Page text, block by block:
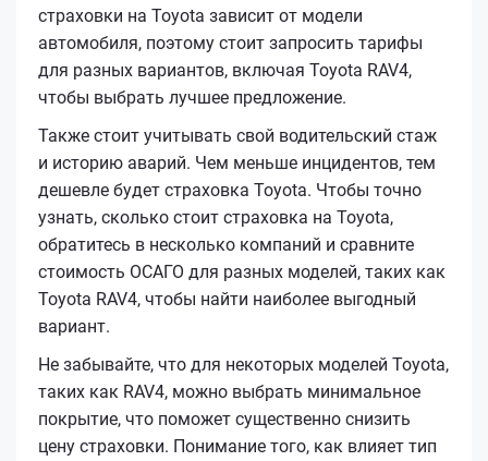
страховки на Toyota зависит от модели
автомобиля, поэтому стоит запросить тарифы
для разных вариантов, включая Toyota RAV4,
чтобы выбрать лучшее предложение.
Также стоит учитывать свой водительский стаж
и историю аварий. Чем меньше инцидентов, тем
дешевле будет страховка Toyota. Чтобы точно
узнать, сколько стоит страховка на Toyota,
обратитесь в несколько компаний и сравните
стоимость ОСАГО для разных моделей, таких как
Toyota RAV4, чтобы найти наиболее выгодный
вариант.
Не забывайте, что для некоторых моделей Toyota,
таких как RAV4, можно выбрать минимальное
покрытие, что поможет существенно снизить
цену страховки. Понимание того, как влияет тип